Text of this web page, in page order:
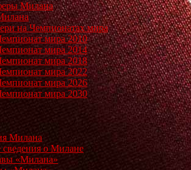
Милана
на Чемпионатах мира
мира 2010
мира 2014
мира 2018
мира 2022
мира 2026
мира 2030
Милана
о Милане
«Милана»